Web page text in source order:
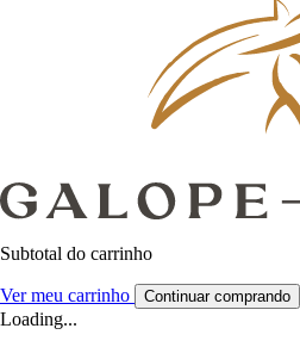
Subtotal do carrinho
Ver meu carrinho Continuar comprando
Loading...